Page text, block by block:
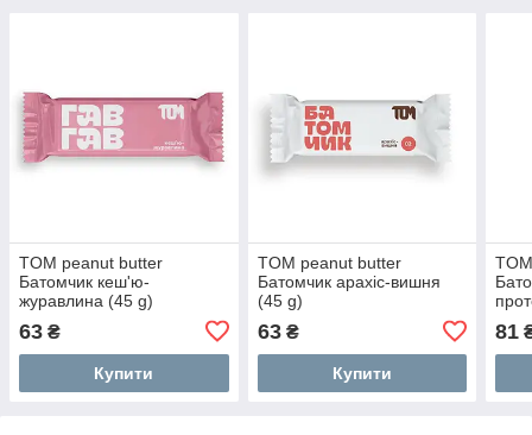
TOM peanut butter
Батомчик кеш'ю-
журавлина (45 g)
63 ₴
Купити
TOM peanut butter
Батомчик арахіс-вишня
(45 g)
63₴
Купити
81